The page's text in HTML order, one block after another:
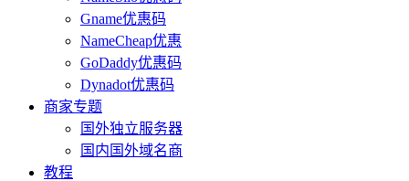
Gname优惠码
NameCheap优惠
GoDaddy优惠码
Dynadot优惠码
商家专题
国外独立服务器
国内国外域名商
教程